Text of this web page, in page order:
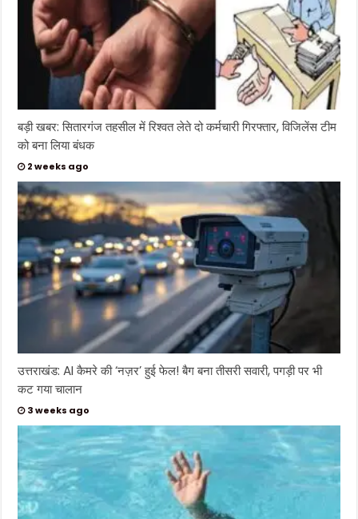
बड़ी खबर: सितारगंज तहसील में रिश्वत लेते दो कर्मचारी गिरफ्तार, विजिलेंस टीम
को बना लिया बंधक
2 weeks ago
उत्तराखंड: AI कैमरे की ‘नज़र’ हुई फेल! बैग बना तीसरी सवारी, पगड़ी पर भी
कट गया चालान
3 weeks ago